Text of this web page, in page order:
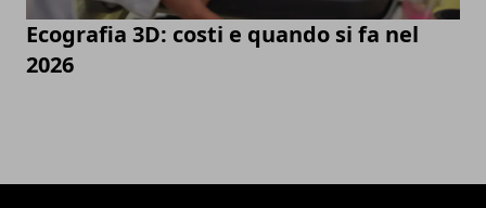
Ecografia 3D: costi e quando si fa nel
2026